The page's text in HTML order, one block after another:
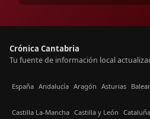
Crónica Cantabria
Tu fuente de información local
España Andalucía Aragón Asturias
Castilla La-Mancha Castilla y León Cataluña